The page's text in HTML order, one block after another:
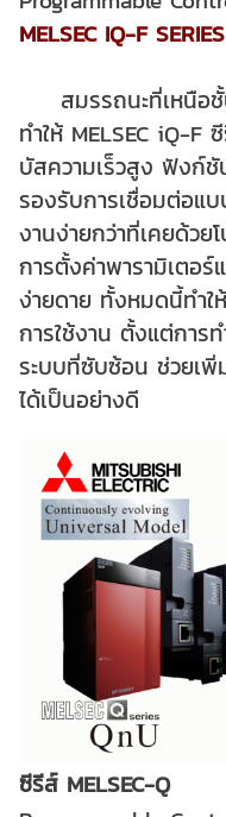
MELSEC IQ-F SERIES
สมรรถนะที่เหนือ
ทำให้ MELSEC iQ-
บัสความเร็วสูง ฟังก์
รองรับการเชื่อมต่อแบ
งานง่ายกว่าที่เคยด้วย
การตั้งค่าพารามิเตอร์
ง่ายดาย ทั้งหมดนี้ทำใ
การใช้งาน ตั้งแต่การ
ระบบที่ซับซ้อน ช่วยเ
ได้เป็นอย่างดี
ซีรีส์ MELSEC-Q